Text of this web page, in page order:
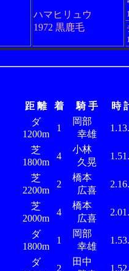
ハマヒリュウ
1972 黒鹿毛
距 離 着 騎 手 時
ダ
1200m
1
岡部
幸雄
芝
1800m
4
小林
久晃
芝
2200m
2
橋本
広喜
芝
2000m
4
橋本
広喜
ダ
1800m
1
岡部
幸雄
ダ
2
田中